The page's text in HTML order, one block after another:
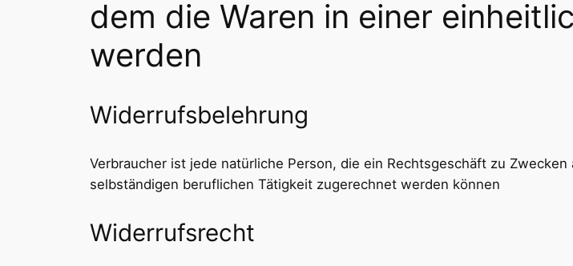
dem die Waren in einer
werden
Widerrufsbelehrung
Verbraucher ist jede natürliche Person, die ein Rechtsgeschäft zu
selbständigen beruflichen Tätigkeit zugerechnet werden können
Widerrufsrecht